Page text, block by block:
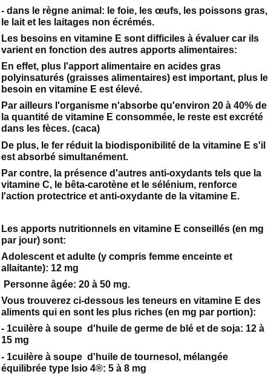
- dans le règne animal: le foie, les œufs, les poissons gras,
le lait et les laitages non écrémés.
Les besoins en vitamine E sont difficiles à évaluer car ils
varient en fonction des autres apports alimentaires:
En effet, plus l'apport alimentaire en acides gras
polyinsaturés (graisses alimentaires) est important, plus le
besoin en vitamine E est élevé.
Par ailleurs l'organisme n'absorbe qu'environ 20 à 40% de
la quantité de vitamine E consommée, le reste est excrété
dans les fèces. (caca)
De plus, le fer réduit la biodisponibilité de la vitamine E s'il
est absorbé simultanément.
Par contre, la présence d'autres anti-oxydants tels que la
vitamine C, le bêta-carotène et le sélénium, renforce
l'action protectrice et anti-oxydante de la vitamine E.
Les apports nutritionnels en vitamine E conseillés (en mg
par jour) sont:
Adolescent et adulte (y compris femme enceinte et
allaitante): 12 mg
Personne âgée: 20 à 50 mg.
Vous trouverez ci-dessous les teneurs en vitamine E des
aliments qui en sont les plus riches (en mg par portion):
- 1cuilère à soupe d'huile de germe de blé et de soja: 12 à
15 mg
- 1cuilère à soupe d'huile de tournesol, mélangée
équilibrée type Isio 4®: 5 à 8 mg